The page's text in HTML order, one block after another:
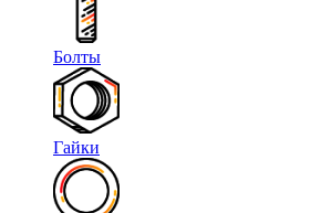
Болты
Гайки